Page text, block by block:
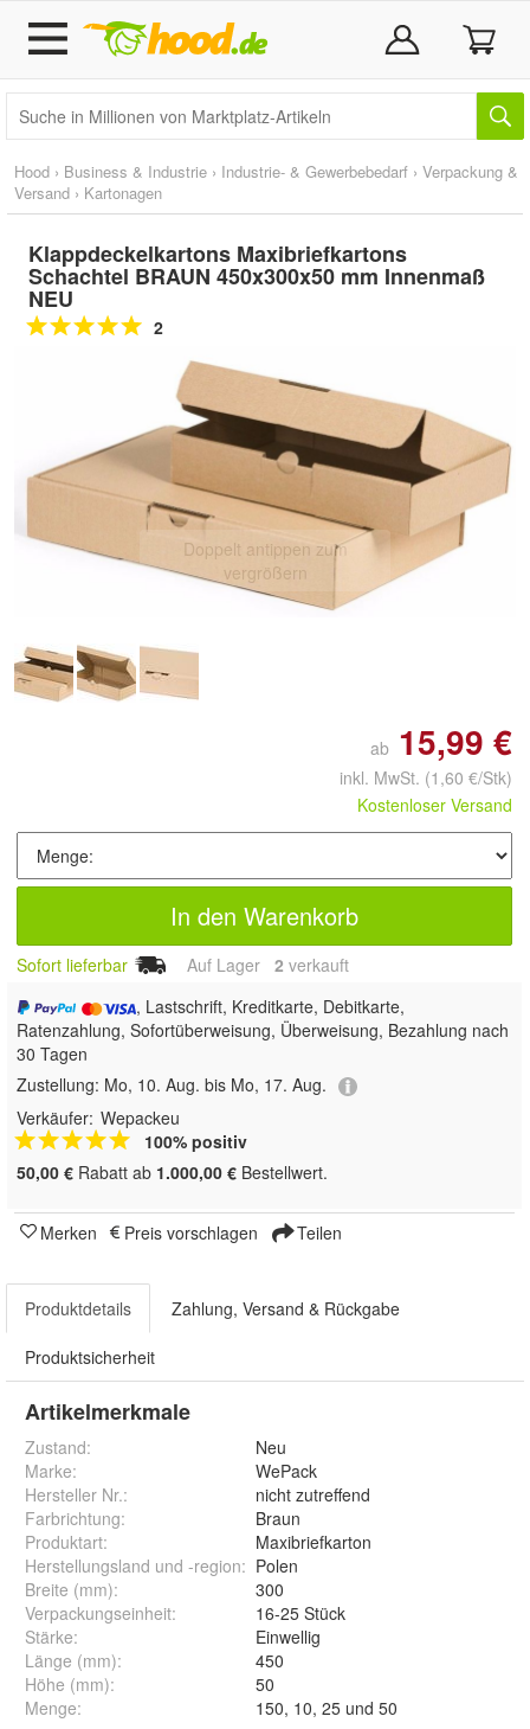
Hood › Business & Industrie › Industrie- & Gewerbebedarf › Verpackung &
Versand › Kartonagen
Klappdeckelkartons Maxibriefkartons
Schachtel BRAUN 450x300x50 mm Innenmaß
NEU
2
Doppelt antippen zum
vergrößern
ab 15,99 €
inkl. MwSt. (1,60 €/Stk)
Kostenloser Versand
In den Warenkorb
Sofort lieferbar Auf Lager 2 verkauft
, Lastschrift, Kreditkarte, Debitkarte,
Ratenzahlung, Sofortüberweisung, Überweisung, Bezahlung nach
30 Tagen
Zustellung: Mo, 10. Aug. bis Mo, 17. Aug.
Verkäufer: Wepackeu
100% positiv
50,00 € Rabatt ab 1.000,00 € Bestellwert.
Merken Preis vorschlagen Teilen
Produktdetails Zahlung, Versand & Rückgabe
Produktsicherheit
Artikelmerkmale
Zustand:
Neu
Marke:
WePack
Hersteller Nr.:
nicht zutreffend
Farbrichtung:
Braun
Produktart:
Maxibriefkarton
Herstellungsland und -region: Polen
Breite (mm):
300
Verpackungseinheit:
16-25 Stück
Stärke:
Einwellig
Länge (mm):
450
Höhe (mm):
50
Menge: 150, 10, 25 und 50